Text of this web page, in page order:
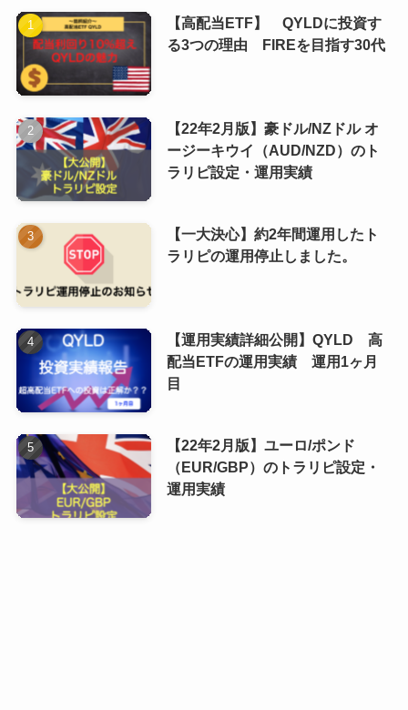
【高配当ETF】 QYLDに投資す
る3つの理由 FIREを目指す30代
【22年2月版】豪ドル/NZドル オ
ージーキウイ（AUD/NZD）のト
ラリピ設定・運用実績
【一大決心】約2年間運用したト
ラリピの運用停止しました。
【運用実績詳細公開】QYLD 高
配当ETFの運用実績 運用1ヶ月
目
【22年2月版】ユーロ/ポンド
（EUR/GBP）のトラリピ設定・
運用実績